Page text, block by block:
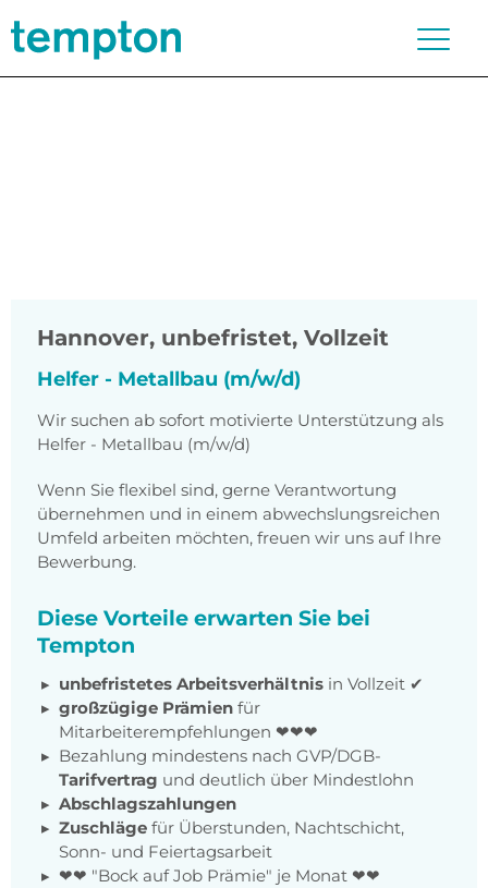
Hannover, unbefristet, Vollzeit
Helfer - Metallbau (m/w/d)
Wir suchen ab sofort motivierte Unterstützung als
Helfer - Metallbau (m/w/d)
Wenn Sie flexibel sind, gerne Verantwortung
übernehmen und in einem abwechslungsreichen
Umfeld arbeiten möchten, freuen wir uns auf Ihre
Bewerbung.
Diese Vorteile erwarten Sie bei
Tempton
unbefristetes Arbeitsverhältnis in Vollzeit ✔
großzügige Prämien für
Mitarbeiterempfehlungen ❤❤❤
Bezahlung mindestens nach GVP/DGB-
Tarifvertrag und deutlich über Mindestlohn
Abschlagszahlungen
Zuschläge für Überstunden, Nachtschicht,
Sonn- und Feiertagsarbeit
❤❤ "Bock auf Job Prämie" je Monat ❤❤